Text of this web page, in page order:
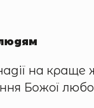
на краще
Божої